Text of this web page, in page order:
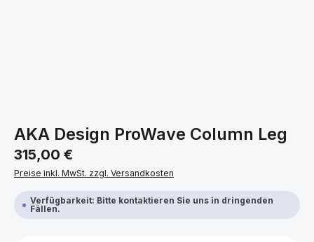
AKA Design ProWave Column Leg
Regulärer Preis:
315,00 €
Preise inkl. MwSt. zzgl. Versandkosten
Verfügbarkeit: Bitte kontaktieren Sie uns in dringenden
Fällen.